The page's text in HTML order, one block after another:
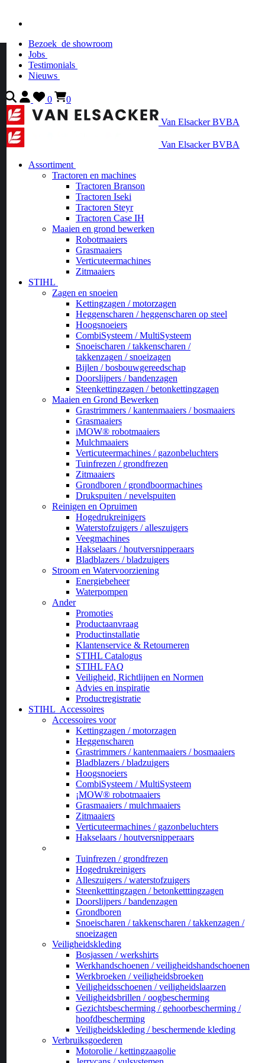
Bezoek de showroom
Jobs
Testimonials
Nieuws
0 0
Van Elsacker BVBA
Van Elsacker BVBA
Assortiment
Tractoren en machines
Tractoren Branson
Tractoren Iseki
Tractoren Steyr
Tractoren Case IH
Maaien en grond bewerken
Robotmaaiers
Grasmaaiers
Verticuteermachines
Zitmaaiers
STIHL
Zagen en snoeien
Kettingzagen / motorzagen
Heggenscharen / heggenscharen op steel
Hoogsnoeiers
CombiSysteem / MultiSysteem
Snoeischaren / takkenscharen /
takkenzagen / snoeizagen
Bijlen / bosbouwgereedschap
Doorslijpers / bandenzagen
Steenkettingzagen / betonkettingzagen
Maaien en Grond Bewerken
Grastrimmers / kantenmaaiers / bosmaaiers
Grasmaaiers
iMOW® robotmaaiers
Mulchmaaiers
Verticuteermachines / gazonbeluchters
Tuinfrezen / grondfrezen
Zitmaaiers
Grondboren / grondboormachines
Drukspuiten / nevelspuiten
Reinigen en Opruimen
Hogedrukreinigers
Waterstofzuigers / alleszuigers
Veegmachines
Hakselaars / houtversnipperaars
Bladblazers / bladzuigers
Stroom en Watervoorziening
Energiebeheer
Waterpompen
Ander
Promoties
Productaanvraag
Productinstallatie
Klantenservice & Retourneren
STIHL Catalogus
STIHL FAQ
Veiligheid, Richtlijnen en Normen
Advies en inspiratie
Productregistratie
STIHL Accessoires
Accessoires voor
Kettingzagen / motorzagen
Heggenscharen
Grastrimmers / kantenmaaiers / bosmaaiers
Bladblazers / bladzuigers
Hoogsnoeiers
CombiSysteem / MultiSysteem
¡MOW® robotmaaiers
Grasmaaiers / mulchmaaiers
Zitmaaiers
Verticuteermachines / gazonbeluchters
Hakselaars / houtversnipperaars
Tuinfrezen / grondfrezen
Hogedrukreinigers
Alleszuigers / waterstofzuigers
Steenketttingzagen / betonketttingzagen
Doorslijpers / bandenzagen
Grondboren
Snoeischaren / takkenscharen / takkenzagen /
snoeizagen
Veiligheidskleding
Bosjassen / werkshirts
Werkhandschoenen / veiligheidshandschoenen
Werkbroeken / veiligheidsbroeken
Veiligheidsschoenen / veiligheidslaarzen
Veiligheidsbrillen / oogbescherming
Gezichtsbescherming / gehoorbescherming /
hoofdbescherming
Veiligheidskleding / beschermende kleding
Verbruiksgoederen
Motorolie / kettingzaagolie